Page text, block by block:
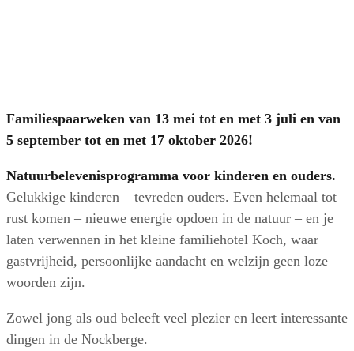
Familiespaarweken van 13 mei tot en met 3 juli en van
5 september tot en met 17 oktober 2026!
Natuurbelevenisprogramma voor kinderen en ouders.
Gelukkige kinderen – tevreden ouders. Even helemaal tot
rust komen – nieuwe energie opdoen in de natuur – en je
laten verwennen in het kleine familiehotel Koch, waar
gastvrijheid, persoonlijke aandacht en welzijn geen loze
woorden zijn.
Zowel jong als oud beleeft veel plezier en leert interessante
dingen in de Nockberge.